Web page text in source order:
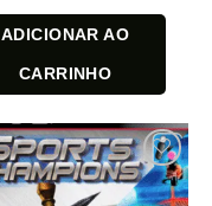
ADICIONAR AO
CARRINHO